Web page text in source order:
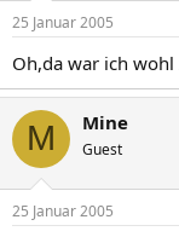
25 Januar 2005
Oh,da war ich wohl
M Mine
Guest
25 Januar 2005